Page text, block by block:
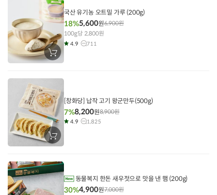
담
기
장
바
에
기
국산 유기농 오트밀 가루 (200g)
18%5,600원6,900원
100g당 2,800원
4.9 711
장
바
에
기
[창화당] 납작 고기 왕군만두(500g)
7%8,200원8,900원
4.9 1,825
동물복지 한돈 새우젓으로 맛을 낸 햄 (200g)
30%4,900원7,000원